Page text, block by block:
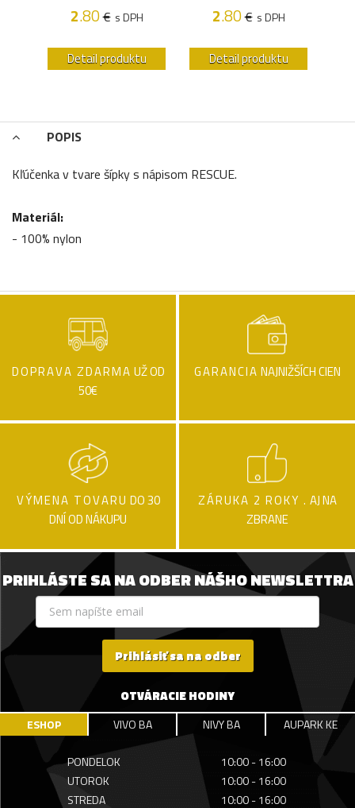
2.80€ s DPH
Detail produktu
2.80€ s DPH
Detail produktu
POPIS
Kľúčenka v tvare šípky s nápisom RESCUE.
Materiál:
- 100% nylon
DOPRAVA ZDARMA UŽ OD
50€
GARANCIA NAJNIŽŠÍCH CIEN
VÝMENA TOVARU DO 30
DNÍ OD NÁKUPU
ZÁRUKA 2 ROKY . AJ NA
ZBRANE
PRIHLÁSTE SA NA ODBER NÁŠHO NEWSLETTRA
Prihlásiť sa na odber
OTVÁRACIE HODINY
ESHOP VIVO BA NIVY BA AUPARK KE
PONDELOK
10:00 - 16:00
UTOROK
10:00 - 16:00
STREDA
10:00 - 16:00